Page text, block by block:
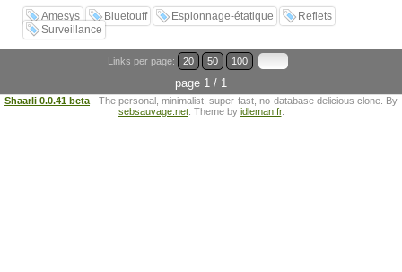
Amesys Bluetouff Espionnage-étatique
Reflets
Surveillance
Links per page: 20 50 100
page 1 / 1
Shaarli 0.0.41 beta - The personal, minimalist, super-fast, no-database delicious clone. By
sebsauvage.net. Theme by idleman.fr.